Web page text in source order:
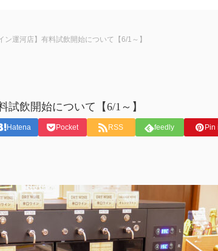
ン運河店】有料試飲開始について【6/1～】
試飲開始について【6/1～】
Hatena Pocket RSS feedly Pin